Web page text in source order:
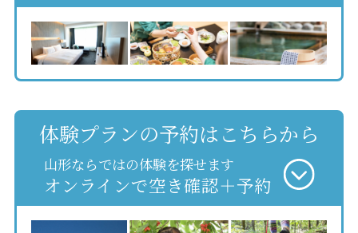
体験プランの予約はこちらから
山形ならではの体験を探せます
オンラインで空き確認＋予約